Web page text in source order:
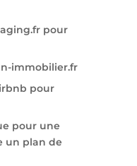
pour
immobilier.fr
pour
pour une
un plan de